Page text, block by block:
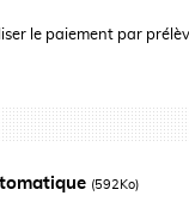
le paiement par
(592Ko)